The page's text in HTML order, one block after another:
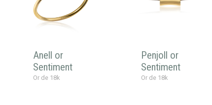
Anell or
Sentiment
Or de 18k
Penjoll or
Sentiment
Or de 18k